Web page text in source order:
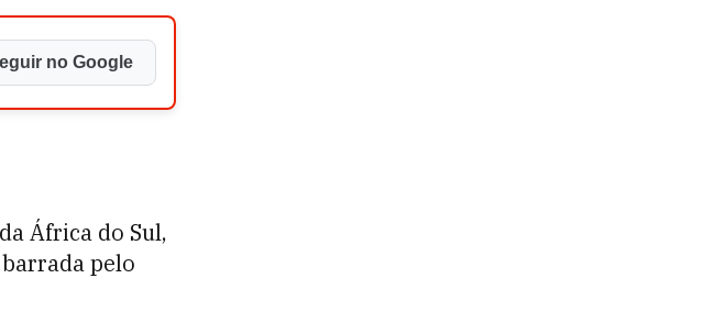
no Google
África do Sul,
pelo